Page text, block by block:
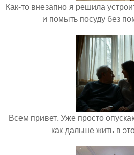
Как-то внезапно я решила
и помыть посуду без
Всем привет. Уже просто
как дальше жить в